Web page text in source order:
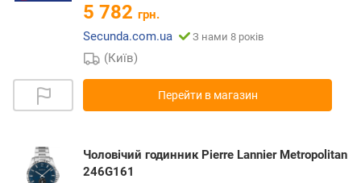
5 782 грн.
Secunda.com.ua
З нами 8 років
(Київ)
Перейти в магазин
Чоловічий годинник Pierre Lannier Metropolitan
246G161